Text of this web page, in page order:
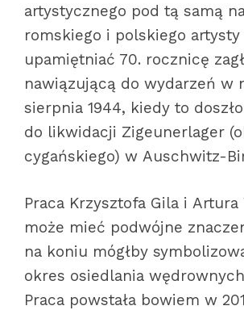
artystycznego pod tą samą
romskiego i polskiego artysty
upamiętniać 70. rocznicę
nawiązującą do wydarzeń w
sierpnia 1944, kiedy to doszło
do likwidacji Zigeunerlager
cygańskiego) w Auschwitz-
Praca Krzysztofa Gila i Artura
może mieć podwójne
na koniu mógłby
okres osiedlania
Praca powstała bowiem w